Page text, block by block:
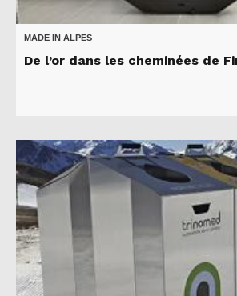
MADE IN ALPES
De l’or dans les cheminées de